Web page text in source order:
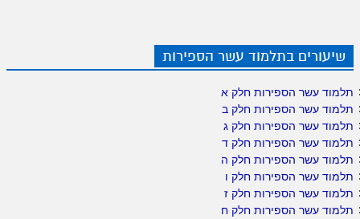
שיעורים בתלמוד עשר הספירות
תלמוד עשר הספירות חלק א
תלמוד עשר הספירות חלק ב
תלמוד עשר הספירות חלק ג
תלמוד עשר הספירות חלק ד
תלמוד עשר הספירות חלק ה
תלמוד עשר הספירות חלק ו
תלמוד עשר הספירות חלק ז
תלמוד עשר הספירות חלק ח